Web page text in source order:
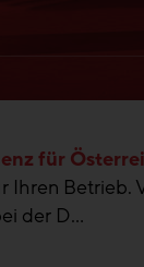
für
Ihren
der D...